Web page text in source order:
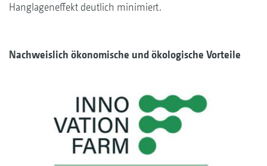
Hanglageneffekt deutlich minimiert.
Nachweislich ökonomische und ökologische Vorteile